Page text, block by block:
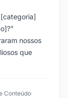
nossos
que
Conteúdo·